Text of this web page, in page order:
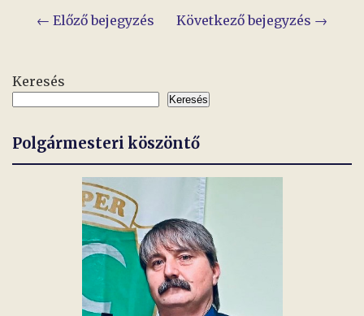
Keresés
Keresés
Polgármesteri köszöntő
Bejegyzés
← Előző bejegyzés Következő bejegyzés →